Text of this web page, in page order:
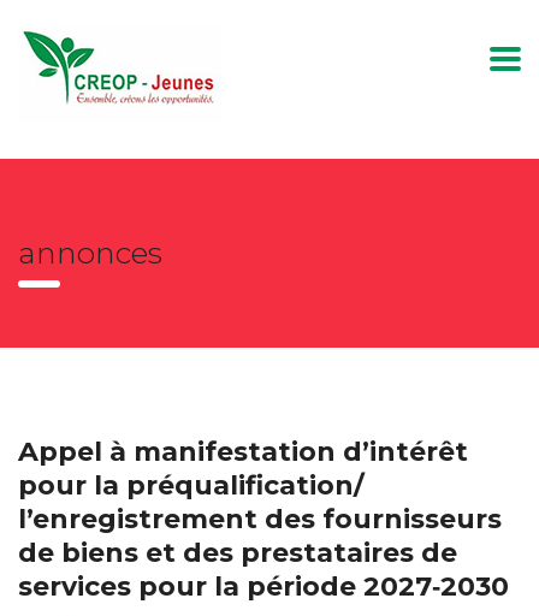
annonces
Appel à manifestation d’intérêt
pour la préqualification/
l’enregistrement des fournisseurs
de biens et des prestataires de
services pour la période 2027‑2030